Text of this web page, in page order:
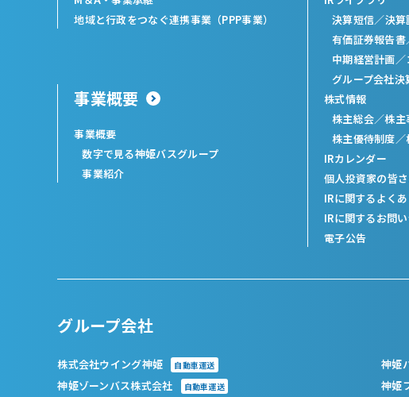
地域と行政をつなぐ連携事業（PPP事業）
事業概要
事業概要
数字で見る神姫バスグループ
事業紹介
決算短信／決算
有価証券報告書
中期経営計画／
グループ会社決
株式情報
株主総会／株主
株主優待制度／
IRカレンダー
個人投資家の皆
IRに関するよく
IRに関するお問
電子公告
グループ会社
株式会社ウイング神姫 自動車運送
神姫ゾーンバス株式会社 自動車運送
神姫
神姫